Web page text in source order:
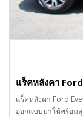
แร็คหลังคา
แร็คหลังคา Ford
ออกแบบมาให้พร้อม